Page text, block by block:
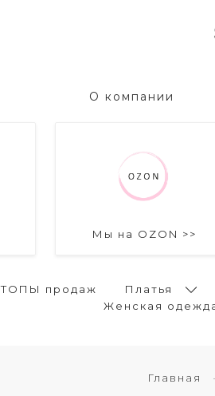
О компании
Мы на OZON >>
ТОПЫ продаж Платья
Женская
Главная